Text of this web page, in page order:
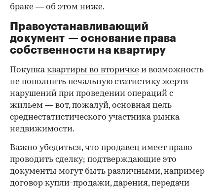
00:00 / 00:00
браке — об этом ниже.
Правоустанавливающий
документ — основание права
собственности на квартиру
Покупкаквартиры во вторичке и возможность
не пополнить печальную статистику жертв
нарушений при проведении операций с
жильем — вот, пожалуй, основная цель
среднестатистического участника рынка
недвижимости.
Важно убедиться, что продавец имеет право
проводить сделку; подтверждающие это
документы могут быть различными, например
договор купли-продажи, дарения, передачи